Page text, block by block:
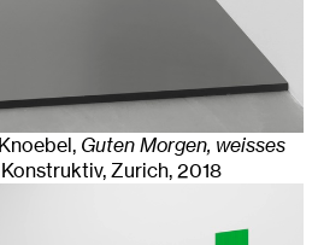
Guten Morgen, weisses
,Zurich, 2018